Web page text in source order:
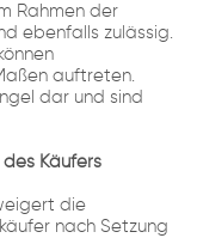
Rahmen der
ebenfalls zulässig.
auftreten.
dar und sind
Käufers
die
nach Setzung